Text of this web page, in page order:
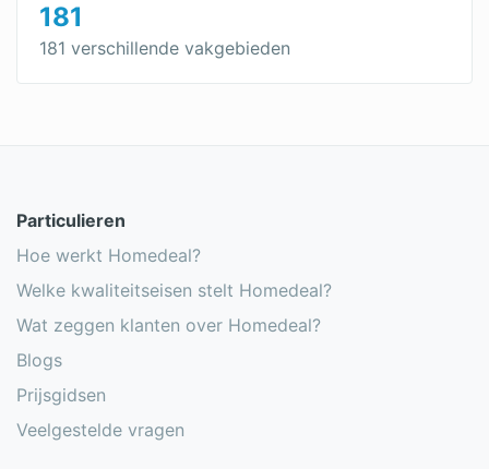
Goedkope dakbedekking
181
181 verschillende vakgebieden
Particulieren
Hoe werkt Homedeal?
Welke kwaliteitseisen stelt Homedeal?
Wat zeggen klanten over Homedeal?
Blogs
Prijsgidsen
Veelgestelde vragen